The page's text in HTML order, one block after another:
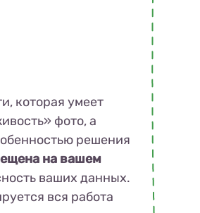
которая умеет
фото, а
решения
на вашем
ваших данных.
вся работа